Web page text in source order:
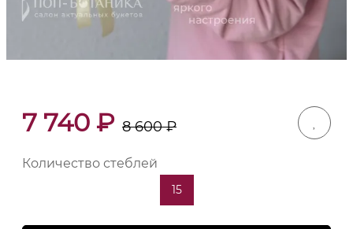
7 740 ₽ 8 600₽
Количество стеблей
15